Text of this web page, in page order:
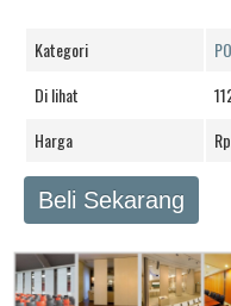
Kategori
Di lihat
Harga
Beli Sekarang